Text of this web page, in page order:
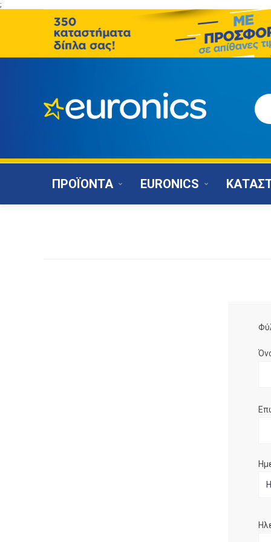
;
ΠΡΟΪΟΝΤΑ EURONICS